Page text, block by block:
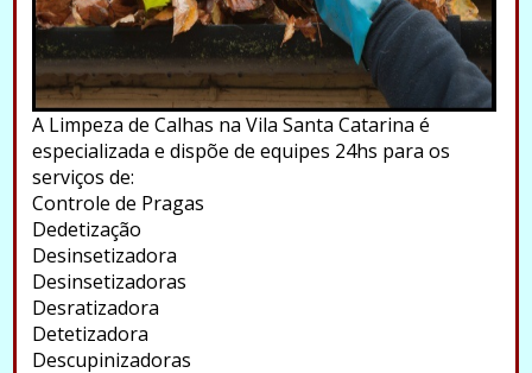
A Limpeza de Calhas na Vila Santa Catarina é
especializada e dispõe de equipes 24hs para os
serviços de:
Controle de Pragas
Dedetização
Desinsetizadora
Desinsetizadoras
Desratizadora
Detetizadora
Descupinizadoras